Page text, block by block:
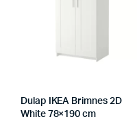
Dulap IKEA Brimnes 2D
White 78×190 cm